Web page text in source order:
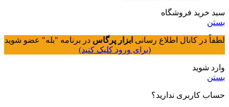
سبد خرید فروشگاه
بستن
لطفاً در کانال اطلاع رسانی ابزار پرگاس در برنامه "بله" عضو شوید
(برای ورود کلیک کنید)
وارد شوید
بستن
حساب کاربری ندارید؟